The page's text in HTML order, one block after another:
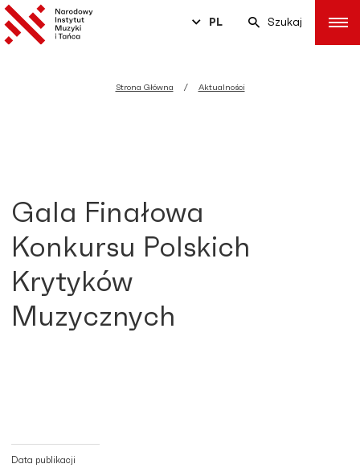
PL Szukaj
Strona Główna Aktualności
Gala Finałowa
Konkursu Polskich
Krytyków
Muzycznych
Data publikacji